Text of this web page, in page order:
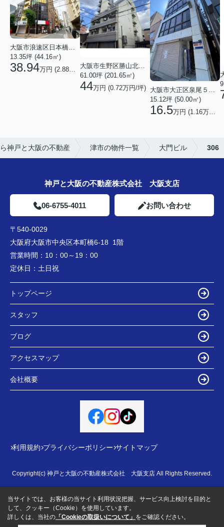
大阪市浪速区日本橋３丁目
13.35坪 (44.16㎡)
38.94万円 (2.88万円/坪)
大阪市生野区勝山北１丁目
61.00坪 (201.65㎡)
44万円 (0.72万円/坪)
大阪市大正区泉尾５丁目
15.12坪 (50.00㎡)
16.5万円 (1.16万円/坪)
神戸と大阪の不動産 津市の物件一覧 大門ビル 306
神戸と大阪の不動産株式会社 大阪支店
06-6755-4011 お問い合わせ
〒540-0029
大阪府大阪市中央区本町橋6-18 1階
営業時間： 10：00～19：00
定休日： 土日祝
トップページ
スタッフ
ブログ
アクセスマップ
会社概要
利用規約 プライバシーポリシー サイトマップ
Copyright(c) 神戸と大阪の不動産株式会社 大阪支店 All Rights Reserved.
当サイトでは、お客様の当サイト利用状況把握、サービス向上検討を目的と
して、クッキー（Cookie）を使用しています。
詳しくは、当社の 「Cookieの取扱いについて」 をご確認ください。